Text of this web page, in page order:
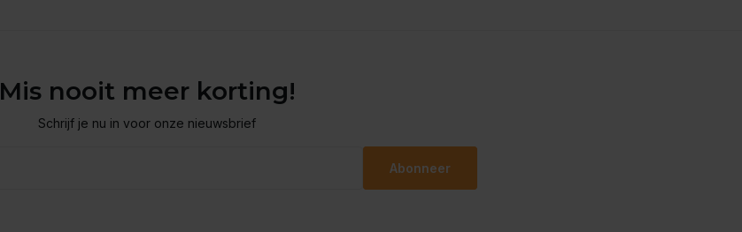
Mis nooit meer korting!
Schrijf je nu in voor onze nieuwsbrief
Abonneer